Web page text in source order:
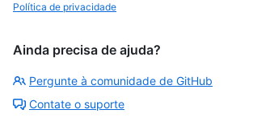
Política de privacidade
Ainda precisa de ajuda?
Pergunte à comunidade de GitHub
Contate o suporte